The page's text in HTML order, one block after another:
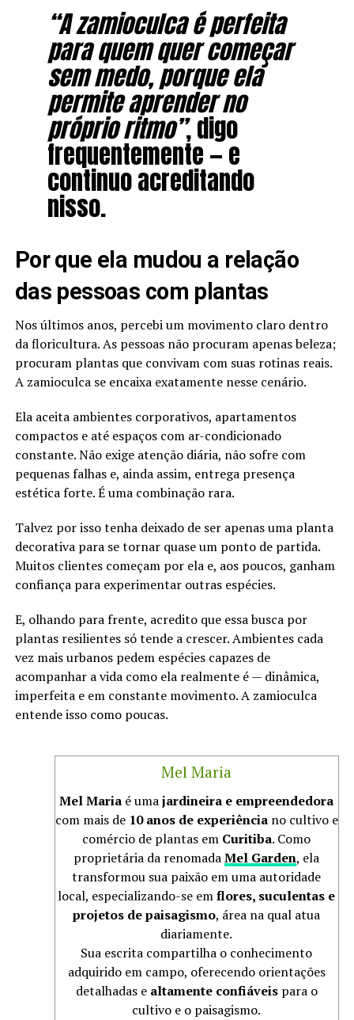
“A zamioculca é perfeita
para quem quer começar
sem medo, porque ela
permite aprender no
próprio ritmo”, digo
frequentemente — e
continuo acreditando
nisso.
Por que ela mudou a relação
das pessoas com plantas
Nos últimos anos, percebi um movimento claro dentro
da floricultura. As pessoas não procuram apenas beleza;
procuram plantas que convivam com suas rotinas reais.
A zamioculca se encaixa exatamente nesse cenário.
Ela aceita ambientes corporativos, apartamentos
compactos e até espaços com ar-condicionado
constante. Não exige atenção diária, não sofre com
pequenas falhas e, ainda assim, entrega presença
estética forte. É uma combinação rara.
Talvez por isso tenha deixado de ser apenas uma planta
decorativa para se tornar quase um ponto de partida.
Muitos clientes começam por ela e, aos poucos, ganham
confiança para experimentar outras espécies.
E, olhando para frente, acredito que essa busca por
plantas resilientes só tende a crescer. Ambientes cada
vez mais urbanos pedem espécies capazes de
acompanhar a vida como ela realmente é — dinâmica,
imperfeita e em constante movimento. A zamioculca
entende isso como poucas.
Mel Maria
Mel Maria é umajardineira e empreendedora
com mais de 10 anos de experiênciano cultivo e
comércio de plantas em Curitiba. Como
proprietária da renomadaMel Garden, ela
transformou sua paixão em uma autoridade
local, especializando-se emflores, suculentas e
projetos de paisagismo, área na qual atua
diariamente.
Sua escrita compartilha o conhecimento
adquirido em campo, oferecendo orientações
detalhadas e altamente confiáveispara o
cultivo e o paisagismo.